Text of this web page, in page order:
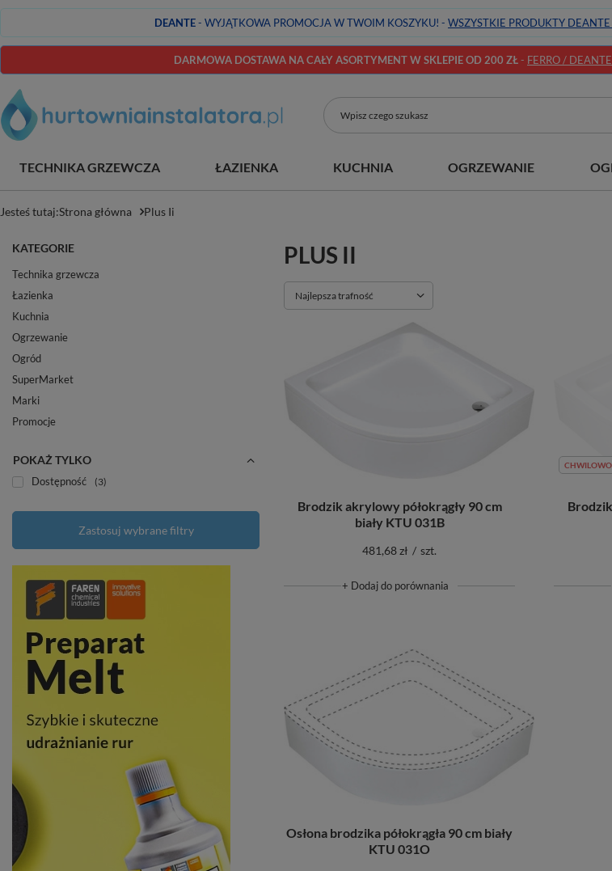
DEANTE- WYJĄTKOWA PROMOCJA W TWOIM KOSZYKU! - WSZYSTKIE PRODUKTY
DARMOWA DOSTAWA NA CAŁY ASORTYMENT W SKLEPIE OD 200 ZŁ- FERRO /
TECHNIKA GRZEWCZA ŁAZIENKA KUCHNIA OGRZEWANIE
Jesteś tutaj:Strona główna Plus Ii
KATEGORIE
Technika grzewcza
Łazienka
Kuchnia
Ogrzewanie
Ogród
SuperMarket
Marki
Promocje
POKAŻ TYLKO
Dostępność 3
Zastosuj wybrane filtry
PLUS II
Zmień sortowanie
Najlepsza trafność
Brodzik akrylowy półokrągły 90 cm
biały KTU 031B
481,68 zł / szt.
+ Dodaj do porównania
Osłona brodzika półokrągła 90 cm biały
KTU 031O